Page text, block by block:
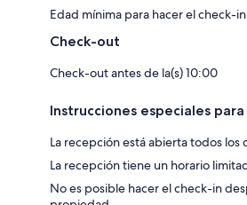
Edad mínima para hacer el check-
Check-out
Check-out antes de la(s) 10:00
Instrucciones especiales
La recepción está abierta todos
La recepción tiene un horario
No es posible hacer el check-in